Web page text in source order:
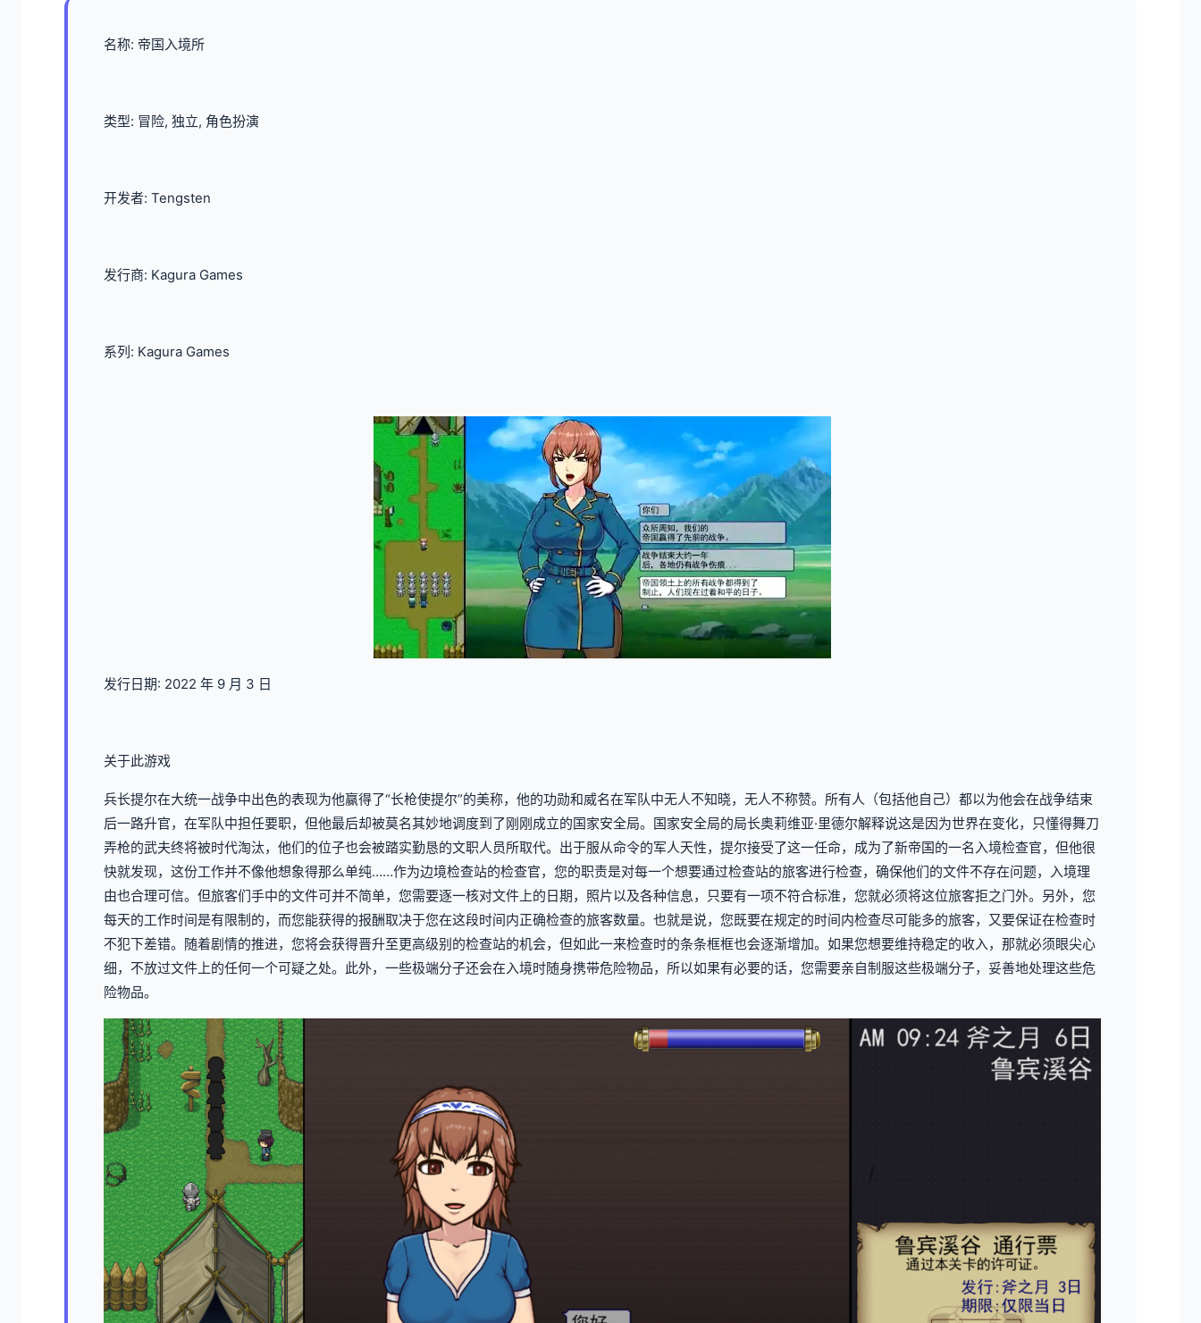
名称: 帝国入境所
类型: 冒险, 独立, 角色扮演
开发者: Tengsten
发行商: Kagura Games
系列: Kagura Games
发行日期: 2022 年 9 月 3 日
关于此游戏
兵长提尔在大统一战争中出色的表现为他赢得了“长枪使提尔”的美称，他的功勋和威名在军队中无人不知晓，无人不称赞。所有人（包括他自己）都以为他会在战争结束
后一路升官，在军队中担任要职，但他最后却被莫名其妙地调度到了刚刚成立的国家安全局。国家安全局的局长奥莉维亚·里德尔解释说这是因为世界在变化，只懂得舞刀
弄枪的武夫终将被时代淘汰，他们的位子也会被踏实勤恳的文职人员所取代。出于服从命令的军人天性，提尔接受了这一任命，成为了新帝国的一名入境检查官，但他很
快就发现，这份工作并不像他想象得那么单纯……作为边境检查站的检查官，您的职责是对每一个想要通过检查站的旅客进行检查，确保他们的文件不存在问题，入境理
由也合理可信。但旅客们手中的文件可并不简单，您需要逐一核对文件上的日期，照片以及各种信息，只要有一项不符合标准，您就必须将这位旅客拒之门外。另外，您
每天的工作时间是有限制的，而您能获得的报酬取决于您在这段时间内正确检查的旅客数量。也就是说，您既要在规定的时间内检查尽可能多的旅客，又要保证在检查时
不犯下差错。随着剧情的推进，您将会获得晋升至更高级别的检查站的机会，但如此一来检查时的条条框框也会逐渐增加。如果您想要维持稳定的收入，那就必须眼尖心
细，不放过文件上的任何一个可疑之处。此外，一些极端分子还会在入境时随身携带危险物品，所以如果有必要的话，您需要亲自制服这些极端分子，妥善地处理这些危
险物品。